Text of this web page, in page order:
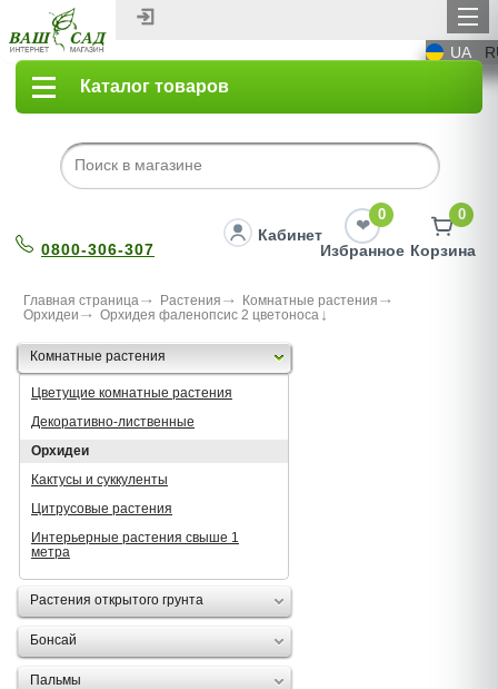
UA
Каталог товаров
0800-306-307
Кабинет
0
Избранное
0
Корзина
Главная страница Растения
Комнатные растения
Орхидеи
Орхидея фаленопсис 2 цветоноса
Комнатные растения
Цветущие комнатные растения
Декоративно-лиственные
Орхидеи
Кактусы и суккуленты
Цитрусовые растения
Интерьерные растения свыше 1
метра
Растения открытого грунта
Бонсай
Пальмы